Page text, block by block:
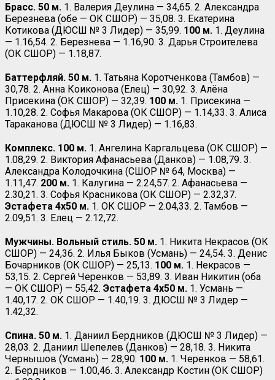
Брасс. 50 м. 1. Валерия Деулина — 34,65. 2. Александра
Березнева (обе — ОК СШОР) — 35,08. 3. Екатерина
Котикова (ДЮСШ № 3 Лидер) — 35,99. 100 м. 1. Деулина
— 1.16,54. 2. Березнева — 1.16,90. 3. Дарья Строителева
(ОК СШОР) — 1.18,87.
Баттерфляй. 50 м. 1. Татьяна Коротченкова (Тамбов) —
30,78. 2. Анна Коиконова (Елец) — 30,92. 3. Алёна
Присекина (ОК СШОР) — 32,39. 100 м. 1. Присекина —
1.10,28. 2. Софья Макарова (ОК СШОР) — 1.14,33. 3. Алиса
Тараканова (ДЮСШ № 3 Лидер) — 1.16,83.
Комплекс. 100 м. 1. Ангелина Каргальцева (ОК СШОР) —
1.08,29. 2. Виктория Афанасьева (Данков) — 1.08,79. 3.
Александра Колодочкина (СШОР № 64, Москва) —
1.11,47. 200 м. 1. Калугина — 2.24,57. 2. Афанасьева —
2.30,21. 3. Софья Красникова (ОК СШОР) — 2.32,37.
Эстафета 4х50 м. 1. ОК СШОР — 2.04,33. 2. Тамбов —
2.09,51. 3. Елец — 2.12,72.
Мужчины. Вольный стиль. 50 м. 1. Никита Некрасов (ОК
СШОР) — 24,36. 2. Илья Быков (Усмань) — 24,54. 3. Денис
Бочарников (ОК СШОР) — 25,13. 100 м. 1. Некрасов —
53,15. 2. Сергей Черенков — 53,89. 3. Иван Никитин (оба
— ОК СШОР) — 55,42. Эстафета 4х50 м. 1. Усмань —
1.40,17. 2. ОК СШОР — 1.40,19. 3. ДЮСШ № 3 Лидер —
1.42,32.
Спина. 50 м. 1. Даниил Бердников (ДЮСШ № 3 Лидер) —
28,03. 2. Даниил Шепелев (Данков) — 28,18. 3. Никита
Чернышов (Усмань) — 28,90. 100 м. 1. Черенков — 58,61.
2. Бердников — 1.00,46. 3. Александр Костин (ОК СШОР)